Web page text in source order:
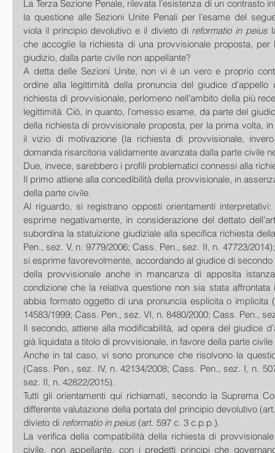
La Terza Sezione Penale, rilevata l’esistenza di un contrasto
la questione alle Sezioni Unite Penali per l’esame del
viola il principio devolutivo e il divieto di reformatio in peius
che accoglie la richiesta di una provvisionale proposta,
giudizio, dalla parte civile non appellante?
A detta delle Sezioni Unite, non vi è un vero e proprio
ordine alla legittimità della pronuncia del giudice d’appello
richiesta di provvisionale, perlomeno nell’ambito della più
legittimità. Ciò, in quanto, l’omesso esame, da parte del
della richiesta di provvisionale proposta, per la prima volta,
il vizio di motivazione (la richiesta di provvisionale,
domanda risarcitoria validamente avanzata dalla parte civile
Due, invece, sarebbero i profili problematici connessi alla
Il primo attiene alla concedibilità della provvisionale, in
della parte civile.
Al riguardo, si registrano opposti orientamenti
esprime negativamente, in considerazione del dettato
subordina la statuizione giudiziale alla specifica richiesta
Pen., sez. V, n. 9779/2006; Cass. Pen., sez. II, n. 47723/
si esprime favorevolmente, accordando al giudice di
della provvisionale anche in mancanza di apposita
condizione che la relativa questione non sia stata
abbia formato oggetto di una pronuncia esplicita o implicita
14583/1999; Cass. Pen., sez. VI, n. 8480/2000; Cass. Pen.,
Il secondo, attiene alla modificabilità, ad opera del giudice
già liquidata a titolo di provvisionale, in favore della parte
Anche in tal caso, vi sono pronunce che risolvono la
(Cass. Pen., sez. IV, n. 42134/2008; Cass. Pen., sez. I, n.
sez. II, n. 42822/2015).
Tutti gli orientamenti qui richiamati, secondo la Suprema
differente valutazione della portata del principio devolutivo
divieto di reformatio in peius (art. 597 c. 3 c.p.p.).
La verifica della compatibilità della richiesta di
civile, non appellante, con i predetti principi che